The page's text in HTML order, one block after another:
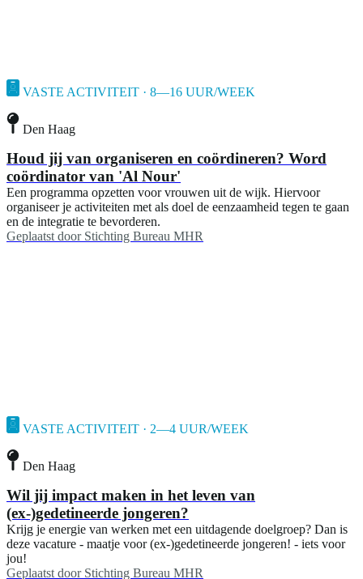
VASTE ACTIVITEIT · 8—16 UUR/WEEK
Den Haag
Houd jij van organiseren en coördineren? Word
coördinator van 'Al Nour'
Een programma opzetten voor vrouwen uit de wijk. Hiervoor
organiseer je activiteiten met als doel de eenzaamheid tegen te gaan
en de integratie te bevorderen.
Geplaatst door Stichting Bureau MHR
VASTE ACTIVITEIT · 2—4 UUR/WEEK
Den Haag
Wil jij impact maken in het leven van
(ex-)gedetineerde jongeren?
Krijg je energie van werken met een uitdagende doelgroep? Dan is
deze vacature - maatje voor (ex-)gedetineerde jongeren! - iets voor
jou!
Geplaatst door Stichting Bureau MHR